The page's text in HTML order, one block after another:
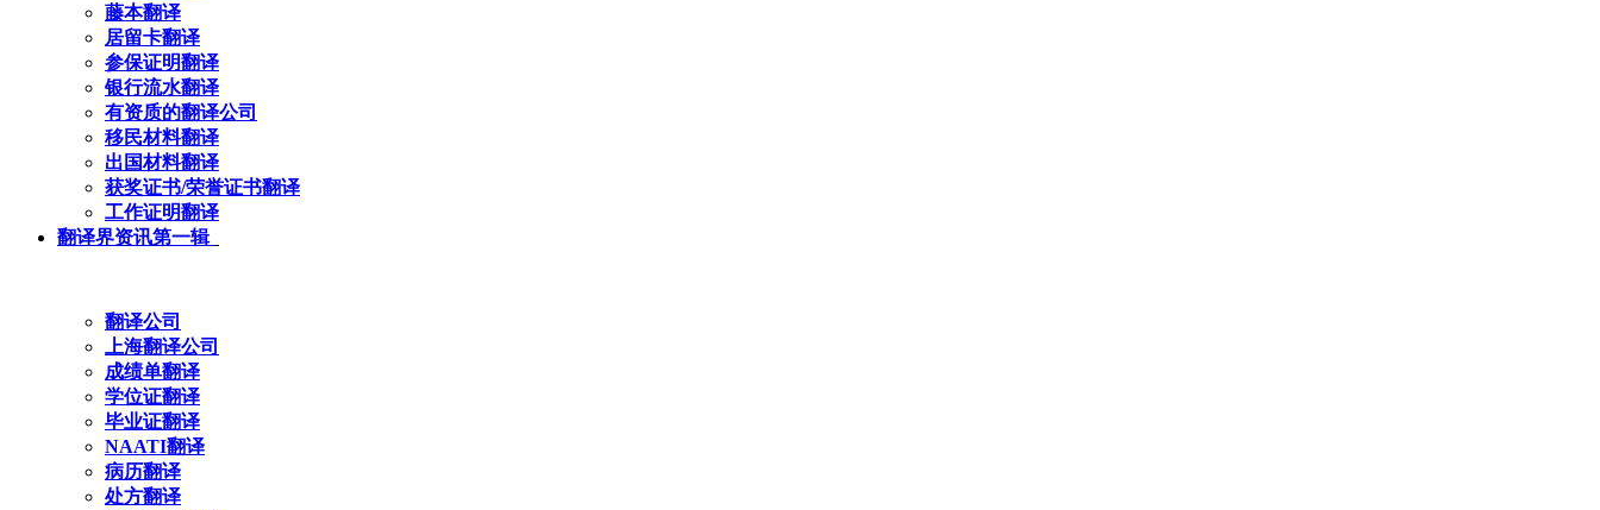
藤本翻译
居留卡翻译
参保证明翻译
银行流水翻译
有资质的翻译公司
移民材料翻译
出国材料翻译
获奖证书/荣誉证书翻译
工作证明翻译
翻译界资讯第一辑
翻译公司
上海翻译公司
成绩单翻译
学位证翻译
毕业证翻译
NAATI翻译
病历翻译
处方翻译